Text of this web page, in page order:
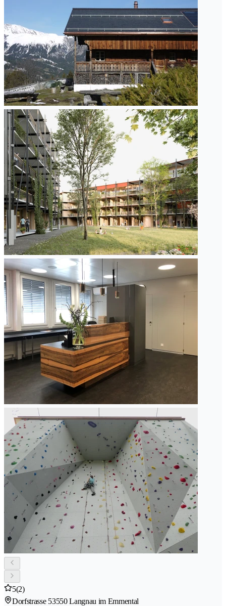
5(2)
Dorfstrasse 53550 Langnau im Emmental